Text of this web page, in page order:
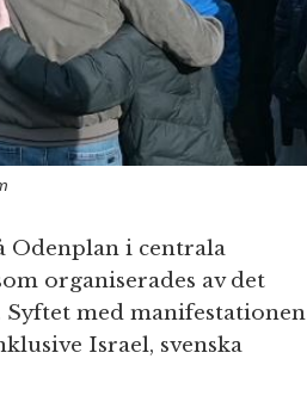
Odenplan i centrala
organiserades av det
med manifestationen
Israel, svenska